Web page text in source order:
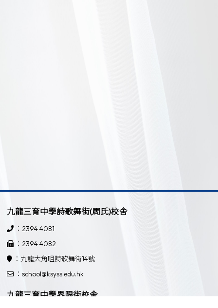
九龍三育中學詩歌舞街(周氏)校舍
：2394 4081
：2394 4082
：九龍大角咀詩歌舞街14號
：school@ksyss.edu.hk
九龍三育中學界限街校舍